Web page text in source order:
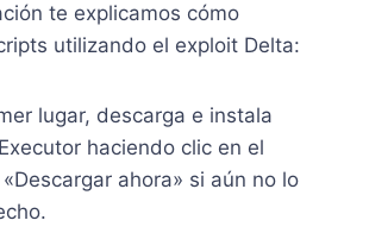
te explicamos cómo
utilizando el exploit Delta:
lugar, descarga e instala
haciendo clic en el
ahora» si aún no lo